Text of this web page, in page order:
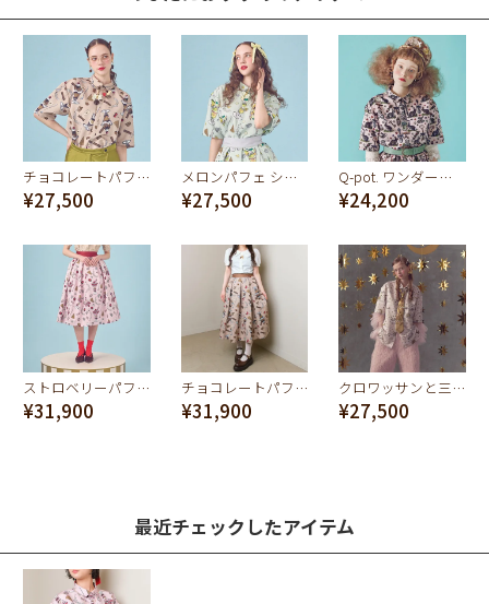
チョコレートパフェ ショートスリーブシャツ
¥27,500
メロンパフェ ショートスリーブシャツ
¥27,500
Q-pot. ワンダーランド ショートスリーブシャツ
¥24,200
ストロベリーパフェ スカート
¥31,900
チョコレートパフェ スカート
¥31,900
クロワッサンと三日月の夢 シャツ（アイボリー）
¥27,500
最近チェックしたアイテム